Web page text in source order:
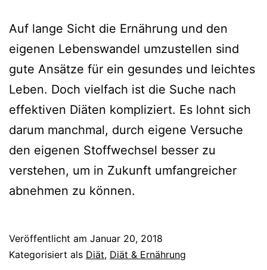
Auf lange Sicht die Ernährung und den
eigenen Lebenswandel umzustellen sind
gute Ansätze für ein gesundes und leichtes
Leben. Doch vielfach ist die Suche nach
effektiven Diäten kompliziert. Es lohnt sich
darum manchmal, durch eigene Versuche
den eigenen Stoffwechsel besser zu
verstehen, um in Zukunft umfangreicher
abnehmen zu können.
Veröffentlicht am Januar 20, 2018
Kategorisiert als Diät, Diät & Ernährung